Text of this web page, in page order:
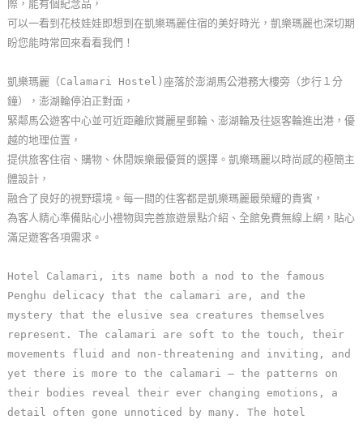
客
服
客
滿
意
度
訂
管
理
會
員
帳
戶
際，能有個紀念品，
可以一看到花枝娃娃即想到在凱樂瑪麗住宿的美好時光，凱樂瑪麗也深切期
盼您能時常回來看看我們！
凱樂瑪麗（Calamari Hostel)座落於澎湖馬公港務大樓旁（步行１分
鐘），澎湖輪停泊正對面，
緊鄰馬公遊客中心並可近距離欣賞麗星郵輪、澎湖輪及往返客輪進出港，優
越的地理位置，
提供旅客住宿、購物、休閒娛樂最優質的選擇。凱樂瑪麗以時尚感的極簡主
體設計，
融合了良好的視野環境。每一間的住客都是凱樂瑪麗最榮耀的貴賓，
為客人精心準備貼心小禮物與完善旅遊景點介紹、全館免費無線上網，貼心
滿足遊客各項需求。
Hotel Calamari, its name both a nod to the famous
Penghu delicacy that the calamari are, and the
mystery that the elusive sea creatures themselves
represent. The calamari are soft to the touch, their
movements fluid and non-threatening and inviting, and
yet there is more to the calamari – the patterns on
their bodies reveal their ever changing emotions, a
detail often gone unnoticed by many. The hotel